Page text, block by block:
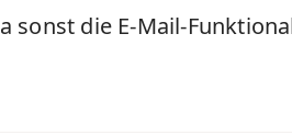
die E-Mail-